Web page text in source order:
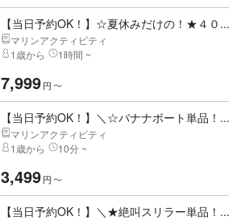
【当日予約OK！】☆夏休みだけの！★４０...
マリンアクティビティ
1歳から
1時間 ~
7,999円 〜
【当日予約OK！】＼☆バナナボート単品！...
マリンアクティビティ
1歳から
10分 ~
3,499円 〜
【当日予約OK！】＼★絶叫スリラー単品！...